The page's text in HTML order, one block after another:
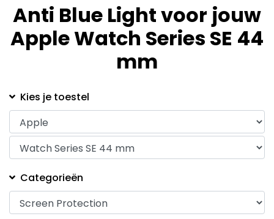
Anti Blue Light voor jouw
Apple Watch Series SE 44
mm
Kies je toestel
Categorieën